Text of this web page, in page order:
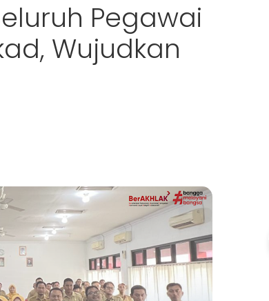
Pegawai
Wujudkan